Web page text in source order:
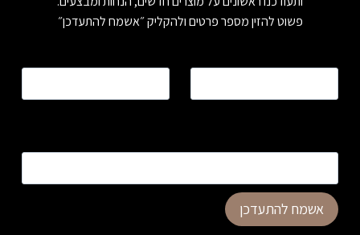
פשוט להזין מספר פרטים ולהקליק ״אשמח להתעדכן״
אשמח להתעדכן